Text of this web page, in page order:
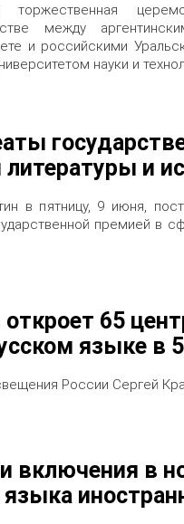
между
и российскими
науки и
и
в пятницу, 9 июня,
премией в
65
языке в
России Сергей
включения в
языка